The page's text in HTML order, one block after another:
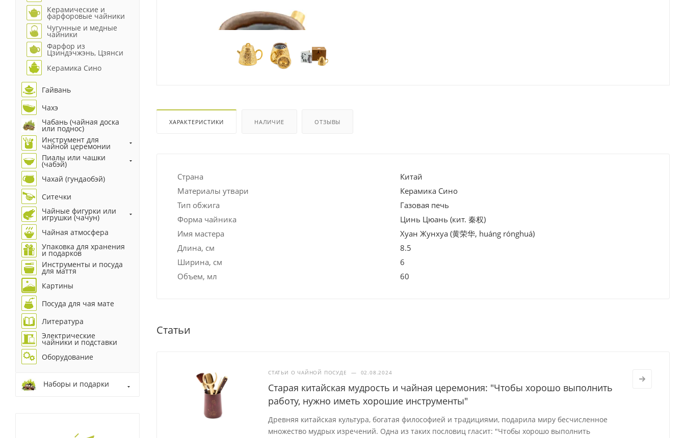
ХАРАКТЕРИСТИКИ НАЛИЧИЕ ОТЗЫВЫ
Страна
Китай
Материалы утвари
Керамика Сино
Тип обжига
Газовая печь
Форма чайника
Цинь Цюань (кит. 秦权)
Имя мастера
Хуан Жунхуа (黄荣华, huáng rónghuá)
Длина, см
8.5
Ширина, см
6
Объем, мл
60
Статьи
СТАТЬИ О ЧАЙНОЙ ПОСУДЕ — 02.08.2024
Старая китайская мудрость и чайная церемония: "Чтобы хорошо выполнить
работу, нужно иметь хорошие инструменты"
Древняя китайская культура, богатая философией и традициями, подарила миру бесчисленное
множество мудрых изречений. Одна из таких пословиц гласит: "Чтобы хорошо выполнить
Керамические и
фарфоровые чайники
Чугунные и медные
чайники
Фарфор из
Цзиндэчжэнь, Цзянси
Керамика Сино
Гайвань
Чахэ
Чабань (чайная доска
или поднос)
Инструмент для
чайной церемонии
Пиалы или чашки
(чабэй)
Чахай (гундаобэй)
Ситечки
Чайные фигурки или
игрушки (чачун)
Чайная атмосфера
Упаковка для хранения
и подарков
Инструменты и посуда
для маття
Картины
Посуда для чая мате
Литература
Электрические
чайники и подставки
Оборудование
Наборы и подарки